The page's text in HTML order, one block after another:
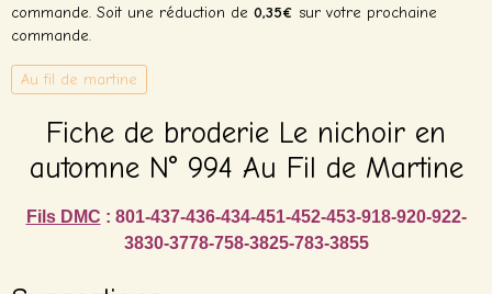
commande. Soit une réduction de 0,35€ sur votre prochaine
commande.
Au fil de martine
Fiche de broderie Le nichoir en
automne N° 994 Au Fil de Martine
Fils DMC : 801-437-436-434-451-452-453-918-920-922-
3830-3778-758-3825-783-3855